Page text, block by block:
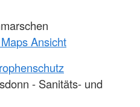
Ansicht
- Sanitäts- und